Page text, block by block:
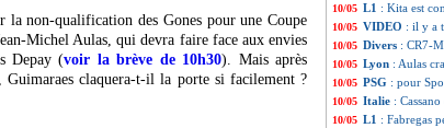
la non-qualification des Gones pour une Coupe
Michel Aulas, qui devra faire face aux envies
Depay (voir la brève de 10h30). Mais après
claquera-t-il la porte si facilement ?
10/05 L1 : Kita est
10/05 VIDEO : il y a
10/05 Divers : CR7-
10/05 Lyon : Aulas
10/05 PSG : pour
10/05 Italie :
10/05 L1 : Fabregas